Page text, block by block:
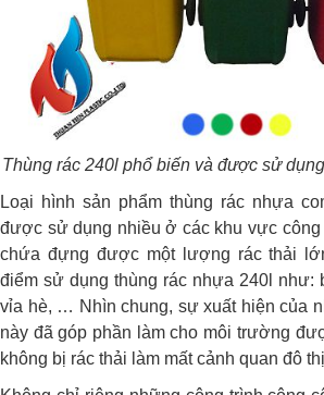
Thùng rác 240l phổ biến và được sử
Loại hình sản phẩm thùng rác nhựa
được sử dụng nhiều ở các khu vực công
chứa đựng được một lượng rác thải
điểm sử dụng thùng rác nhựa 240l như:
vỉa hè, … Nhìn chung, sự xuất hiện của
này đã góp phần làm cho môi trường
không bị rác thải làm mất cảnh quan đô